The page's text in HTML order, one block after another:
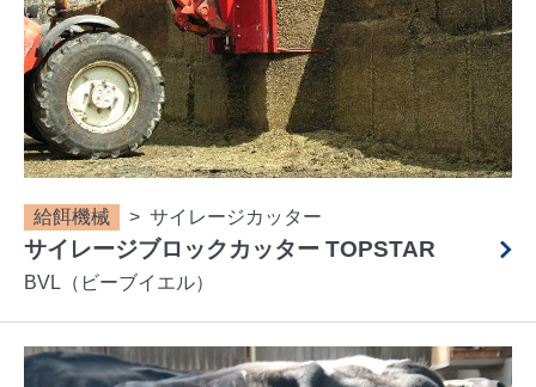
給餌機械 サイレージカッター
サイレージブロックカッター TOPSTAR
BVL（ビーブイエル）